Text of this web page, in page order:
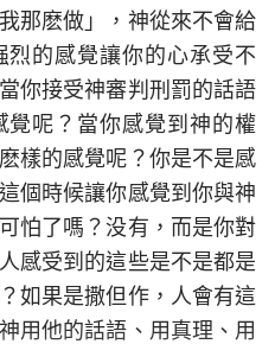
那麽做」，神從來不會給
的感覺讓你的心承受不
你接受神審判刑罰的話語
覺呢？當你感覺到神的權
樣的感覺呢？你是不是感
個時候讓你感覺到你與神
怕了嗎？没有，而是你對
感受到的這些是不是都是
如果是撒但作，人會有這
用他的話語、用真理、用